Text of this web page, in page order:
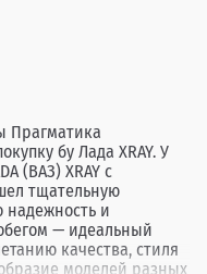
Прагматика
бу Лада XRAY. У
(ВАЗ) XRAY с
тщательную
надежность и
— идеальный
качества, стиля
моделей разных